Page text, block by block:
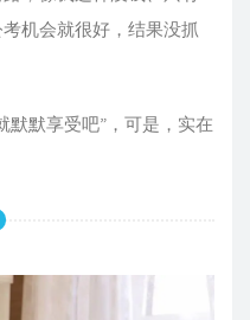
机会就很好，结果没抓
默默享受吧”，可是，实在